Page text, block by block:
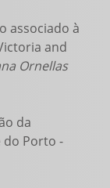
associado à
and
Ornellas
da
do Porto -